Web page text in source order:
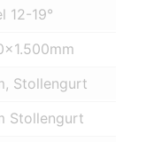
12-19°
Stollengurt
Stollengurt